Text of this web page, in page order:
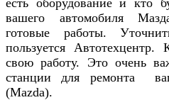
вашего автомобиля
готовые работы.
пользуется
свою работу. Это очень
станции для ремонта
(Mazda).